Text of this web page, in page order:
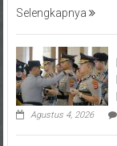
Selengkapnya
Agustus 4, 2026